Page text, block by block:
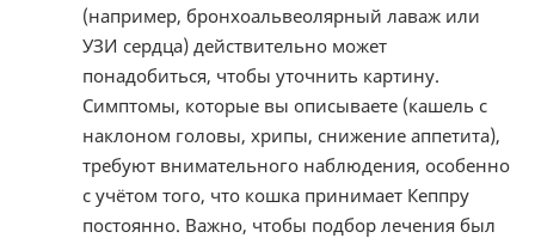
(например, бронхоальвеолярный лаваж или
УЗИ сердца) действительно может
понадобиться, чтобы уточнить картину.
Симптомы, которые вы описываете (кашель с
наклоном головы, хрипы, снижение аппетита),
требуют внимательного наблюдения, особенно
с учётом того, что кошка принимает Кеппру
постоянно. Важно, чтобы подбор лечения был